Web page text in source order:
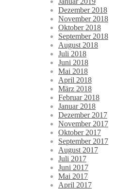
Dezember 2018
November 2018
Oktober 2018
September 2018
August 2018
Juli 2018
Juni 2018
Mai 2018
April 2018
März 2018
Februar 2018
Januar 2018
Dezember 2017
November 2017
Oktober 2017
September 2017
August 2017
Juli 2017
Juni 2017
Mai 2017
April 2017